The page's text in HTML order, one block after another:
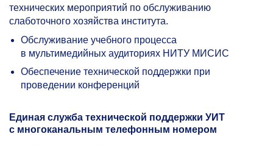
технических мероприятий по обслуживанию
слаботочного хозяйства института.
Обслуживание учебного процесса
в мультимедийных аудиториях НИТУ МИСИС
Обеспечение технической поддержки при
проведении конференций
Единая служба технической поддержки УИТ
с многоканальным телефонным номером